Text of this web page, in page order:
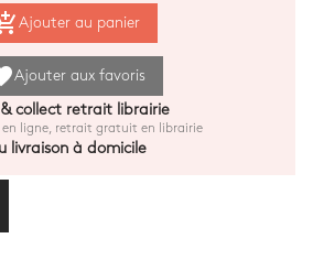
Ajouter au panier
Ajouter aux favoris
& collect retrait librairie
en ligne, retrait gratuit en librairie
livraison à domicile